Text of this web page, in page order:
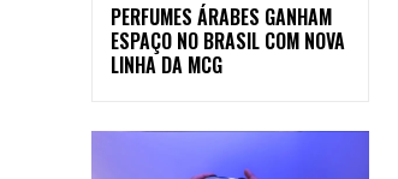
PERFUMES ÁRABES GANHAM
ESPAÇO NO BRASIL COM NOVA
LINHA DA MCG